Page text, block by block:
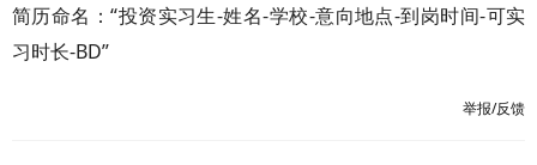
简历命名：“投资实习生-姓名-学校-意向地点-到岗时间-可实
习时长-BD”
举报/反馈